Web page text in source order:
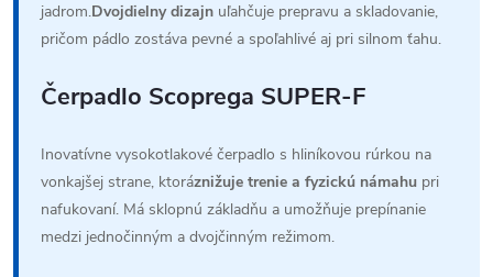
jadrom.Dvojdielny dizajn uľahčuje prepravu a skladovanie,
pričom pádlo zostáva pevné a spoľahlivé aj pri silnom ťahu.
Čerpadlo Scoprega SUPER-F
Inovatívne vysokotlakové čerpadlo s hliníkovou rúrkou na
vonkajšej strane, ktoráznižuje trenie a fyzickú námahu pri
nafukovaní. Má sklopnú základňu a umožňuje prepínanie
medzi jednočinným a dvojčinným režimom.